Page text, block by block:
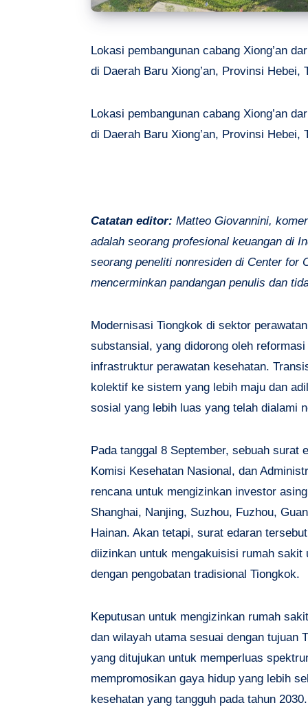
Lokasi pembangunan cabang Xiong’an
di Daerah Baru Xiong’an, Provinsi
Lokasi pembangunan cabang Xiong’an
di Daerah Baru Xiong’an, Provinsi
Catatan editor: Matteo Giovannini,
adalah seorang profesional keuangan di
seorang peneliti nonresiden di Center for
mencerminkan pandangan penulis dan
Modernisasi Tiongkok di sektor
substansial, yang didorong oleh
infrastruktur perawatan kesehatan.
kolektif ke sistem yang lebih maju dan
sosial yang lebih luas yang telah dialami
Pada tanggal 8 September, sebuah surat
Komisi Kesehatan Nasional, dan
rencana untuk mengizinkan investor
Shanghai, Nanjing, Suzhou, Fuzhou,
Hainan. Akan tetapi, surat edaran
diizinkan untuk mengakuisisi rumah
dengan pengobatan tradisional Tiongkok.
Keputusan untuk mengizinkan rumah
dan wilayah utama sesuai dengan tujuan
yang ditujukan untuk memperluas
mempromosikan gaya hidup yang lebih
kesehatan yang tangguh pada tahun 2030.